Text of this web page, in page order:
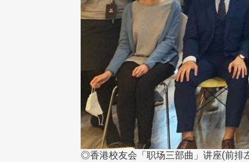
◎香港校友会「职场三部曲」讲座(前排